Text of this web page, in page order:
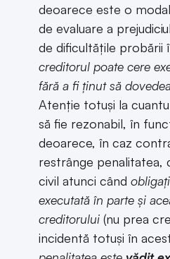
deoarece este o
de evaluare a
de dificultățile probării
creditorul poate cere
fără a fi ținut să
Atenție totuși la
să fie rezonabil, în
deoarece, în caz
restrânge penalitatea,
civil atunci când
executată în parte și
creditorului (nu prea
incidentă totuși în